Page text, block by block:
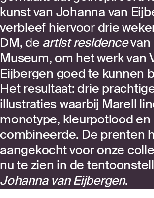
kunst van Johanna van
verbleef hiervoor drie
DM, de artist residencevan
Museum, om het werk van
Eijbergen goed te kunnen
Het resultaat: drie
illustraties waarbij Marell
monotype, kleurpotlood
combineerde. De prenten
aangekocht voor onze
nu te zien in de
Johanna van Eijbergen.